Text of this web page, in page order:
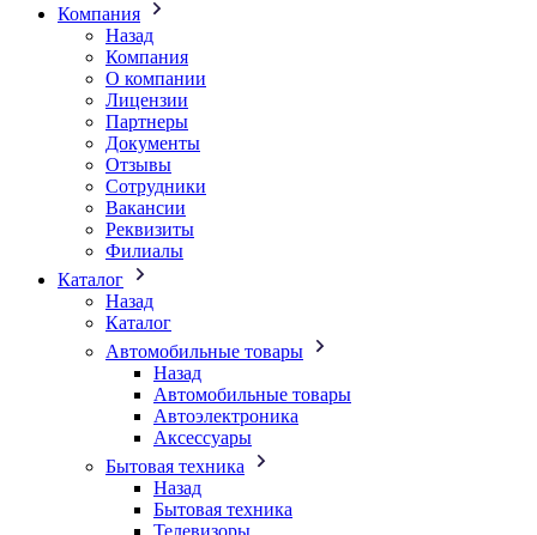
Компания
Назад
Компания
О компании
Лицензии
Партнеры
Документы
Отзывы
Сотрудники
Вакансии
Реквизиты
Филиалы
Каталог
Назад
Каталог
Автомобильные товары
Назад
Автомобильные товары
Автоэлектроника
Аксессуары
Бытовая техника
Назад
Бытовая техника
Телевизоры